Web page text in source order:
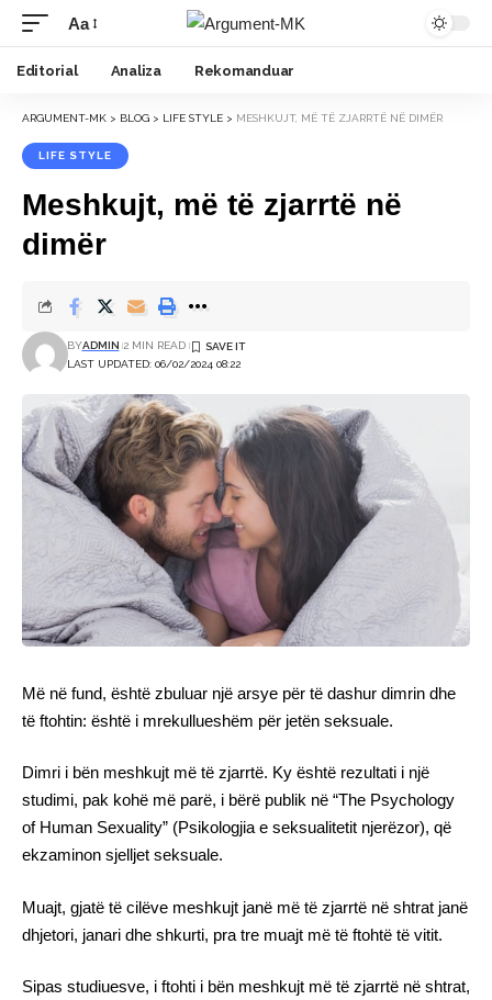
Font
Resizer
Aa
Editorial Analiza Rekomanduar
ARGUMENT-MK > BLOG > LIFE STYLE > MESHKUJT, MË TË ZJARRTË NË DIMËR
LIFE STYLE
Meshkujt, më të zjarrtë në
dimër
LAST UPDATED: 06/02/2024 08:22
BYADMIN 2 MIN READ
Më në fund, është zbuluar një arsye për të dashur dimrin dhe
të ftohtin: është i mrekullueshëm për jetën seksuale.
Dimri i bën meshkujt më të zjarrtë. Ky është rezultati i një
studimi, pak kohë më parë, i bërë publik në “The Psychology
of Human Sexuality” (Psikologjia e seksualitetit njerëzor), që
ekzaminon sjelljet seksuale.
Muajt, gjatë të cilëve meshkujt janë më të zjarrtë në shtrat janë
dhjetori, janari dhe shkurti, pra tre muajt më të ftohtë të vitit.
Sipas studiuesve, i ftohti i bën meshkujt më të zjarrtë në shtrat,